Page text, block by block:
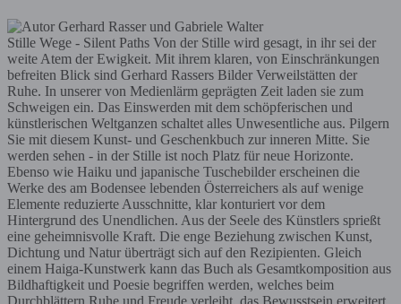
Stille Wege - Silent Paths Von der Stille wird gesagt, in ihr sei der
weite Atem der Ewigkeit. Mit ihrem klaren, von Einschränkungen
befreiten Blick sind Gerhard Rassers Bilder Verweilstätten der
Ruhe. In unserer von Medienlärm geprägten Zeit laden sie zum
Schweigen ein. Das Einswerden mit dem schöpferischen und
künstlerischen Weltganzen schaltet alles Unwesentliche aus. Pilgern
Sie mit diesem Kunst- und Geschenkbuch zur inneren Mitte. Sie
werden sehen - in der Stille ist noch Platz für neue Horizonte.
Ebenso wie Haiku und japanische Tuschebilder erscheinen die
Werke des am Bodensee lebenden Österreichers als auf wenige
Elemente reduzierte Ausschnitte, klar konturiert vor dem
Hintergrund des Unendlichen. Aus der Seele des Künstlers sprießt
eine geheimnisvolle Kraft. Die enge Beziehung zwischen Kunst,
Dichtung und Natur überträgt sich auf den Rezipienten. Gleich
einem Haiga-Kunstwerk kann das Buch als Gesamtkomposition aus
Bildhaftigkeit und Poesie begriffen werden, welches beim
Durchblättern Ruhe und Freude verleiht, das Bewusstsein erweitert